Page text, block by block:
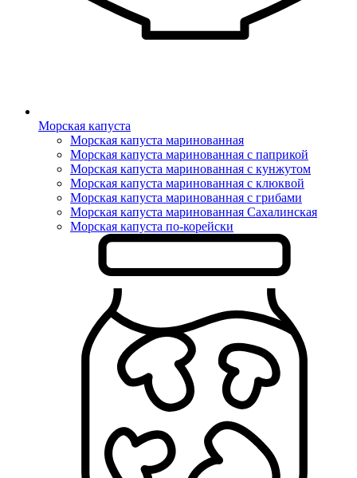
Морская капуста
Морская капуста маринованная
Морская капуста маринованная с паприкой
Морская капуста маринованная с кунжутом
Морская капуста маринованная с клюквой
Морская капуста маринованная с грибами
Морская капуста маринованная Сахалинская
Морская капуста по-корейски